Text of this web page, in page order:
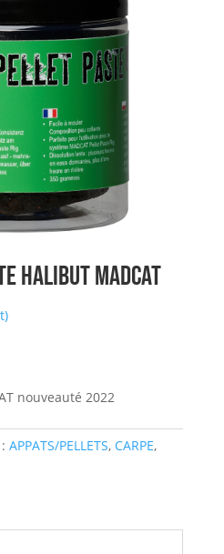
Halibut MADCAT
nouveauté 2022
APPATS/PELLETS, CARPE,